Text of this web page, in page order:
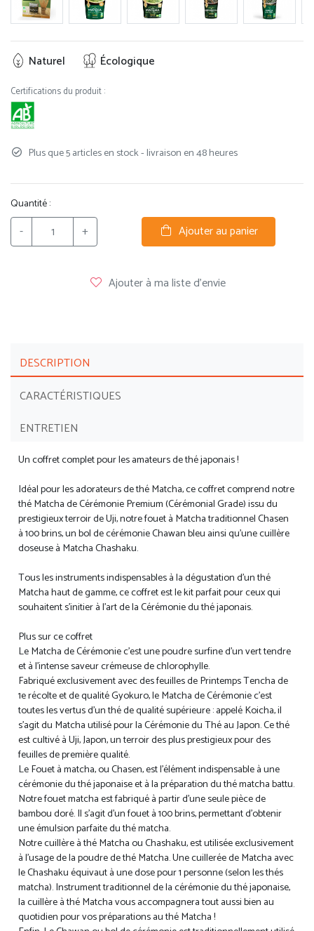
Naturel Écologique
Plus que 5 articles en stock - livraison en 48 heures
Certifications du produit :
Quantité :
- + Ajouter au panier
Ajouter à ma liste d'envie
DESCRIPTION
CARACTÉRISTIQUES
ENTRETIEN
Un coffret complet pour les amateurs de thé japonais !
Idéal pour les adorateurs de thé Matcha, ce coffret comprend notre
thé Matcha de Cérémonie Premium (Cérémonial Grade) issu du
prestigieux terroir de Uji, notre fouet à Matcha traditionnel Chasen
à 100 brins, un bol de cérémonie Chawan bleu ainsi qu’une cuillère
doseuse à Matcha Chashaku.
Tous les instruments indispensables à la dégustation d’un thé
Matcha haut de gamme, ce coffret est le kit parfait pour ceux qui
souhaitent s’initier à l’art de la Cérémonie du thé japonais.
Plus sur ce coffret
Le Matcha de Cérémonie c’est une poudre surfine d’un vert tendre
et à l’intense saveur crémeuse de chlorophylle.
Fabriqué exclusivement avec des feuilles de Printemps Tencha de
1e récolte et de qualité Gyokuro, le Matcha de Cérémonie c’est
toutes les vertus d’un thé de qualité supérieure : appelé Koicha, il
s’agit du Matcha utilisé pour la Cérémonie du Thé au Japon. Ce thé
est cultivé à Uji, Japon, un terroir des plus prestigieux pour des
feuilles de première qualité.
Le Fouet à matcha, ou Chasen, est l’élément indispensable à une
cérémonie du thé japonaise et à la préparation du thé matcha battu.
Notre fouet matcha est fabriqué à partir d’une seule pièce de
bambou doré. Il s’agit d’un fouet à 100 brins, permettant d’obtenir
une émulsion parfaite du thé matcha.
Notre cuillère à thé Matcha ou Chashaku, est utilisée exclusivement
à l’usage de la poudre de thé Matcha. Une cuillerée de Matcha avec
le Chashaku équivaut à une dose pour 1 personne (selon les thés
matcha). Instrument traditionnel de la cérémonie du thé japonaise,
la cuillère à thé Matcha vous accompagnera tout aussi bien au
quotidien pour vos préparations au thé Matcha !